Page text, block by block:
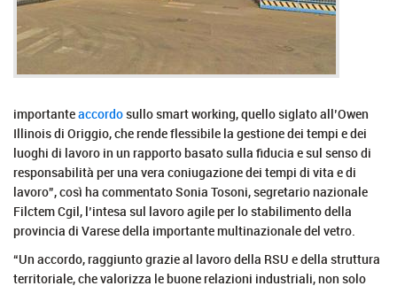
importanteaccordosullo smart working, quello siglato all’Owen
Illinois di Origgio, che rende flessibile la gestione dei tempi e dei
luoghi di lavoro in un rapporto basato sulla fiducia e sul senso di
responsabilità per una vera coniugazione dei tempi di vita e di
lavoro”, così ha commentato Sonia Tosoni, segretario nazionale
Filctem Cgil, l’intesa sul lavoro agile per lo stabilimento della
provincia di Varese della importante multinazionale del vetro.
“Un accordo, raggiunto grazie al lavoro della RSU e della struttura
territoriale, che valorizza le buone relazioni industriali, non solo